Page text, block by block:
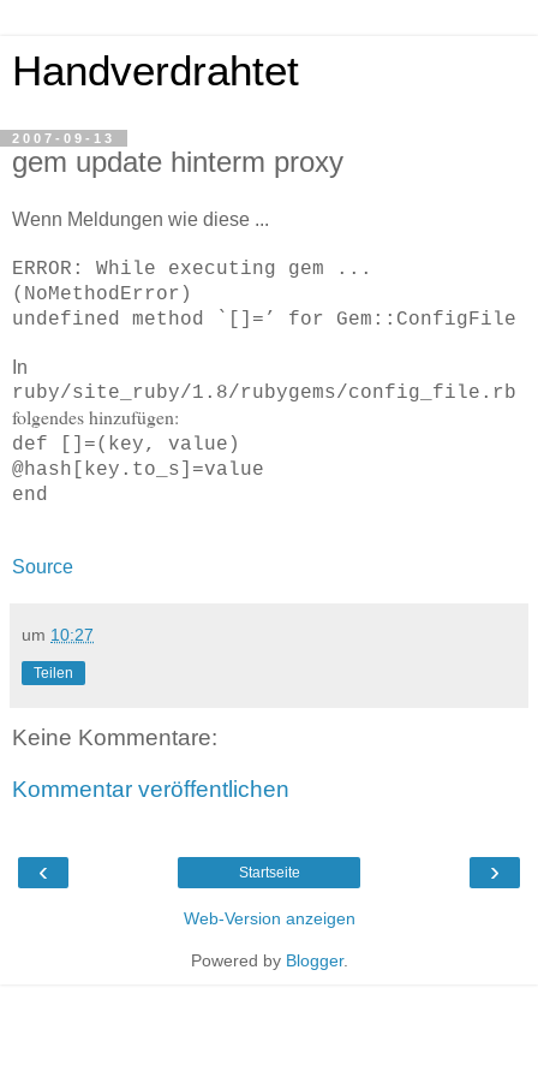
Handverdrahtet
2007-09-13
gem update hinterm proxy
Wenn Meldungen wie diese ...
ERROR: While executing gem ...
(NoMethodError)
undefined method `[]=’ for Gem::ConfigFile
In
ruby/site_ruby/1.8/rubygems/config_file.rb
folgendes hinzufügen:
def []=(key, value)
@hash[key.to_s]=value
end
Source
um 10:27
Teilen
Keine Kommentare:
Kommentar veröffentlichen
‹ ›
Startseite
Web-Version anzeigen
Powered by Blogger.